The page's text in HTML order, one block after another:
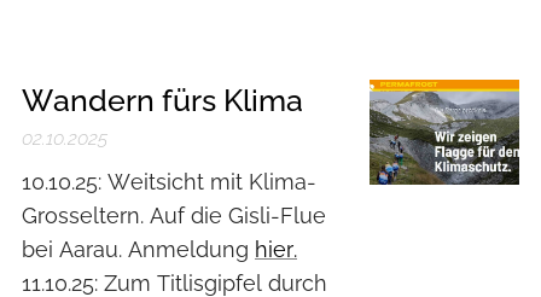
Wandern fürs Klima
02.10.2025
10.10.25: Weitsicht mit Klima-
Grosseltern. Auf die Gisli-Flue
bei Aarau. Anmeldung hier.
11.10.25: Zum Titlisgipfel durch